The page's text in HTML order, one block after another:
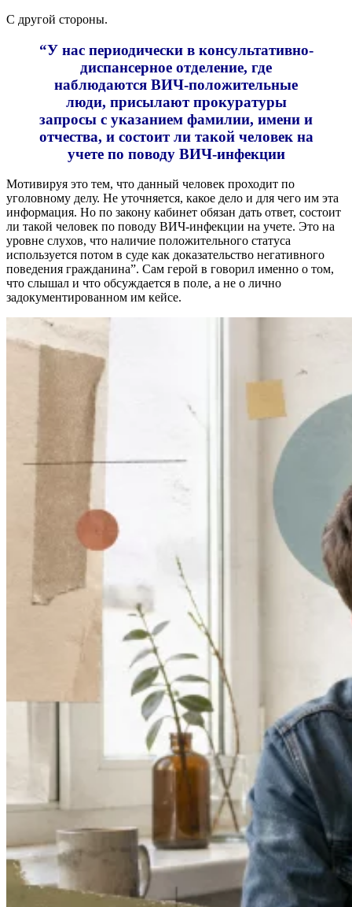
С другой стороны.
“У нас периодически в консультативно-
диспансерное отделение, где
наблюдаются ВИЧ-положительные
люди, присылают прокуратуры
запросы с указанием фамилии, имени и
отчества, и состоит ли такой человек на
учете по поводу ВИЧ-инфекции
Мотивируя это тем, что данный человек проходит по
уголовному делу. Не уточняется, какое дело и для чего им эта
информация. Но по закону кабинет обязан дать ответ, состоит
ли такой человек по поводу ВИЧ-инфекции на учете. Это на
уровне слухов, что наличие положительного статуса
используется потом в суде как доказательство негативного
поведения гражданина”. Сам герой в говорил именно о том,
что слышал и что обсуждается в поле, а не о лично
задокументированном им кейсе.